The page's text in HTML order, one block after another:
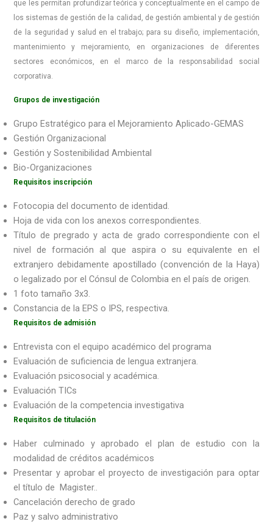
que les permitan profundizar teórica y conceptualmente en el campo de
los sistemas de gestión de la calidad, de gestión ambiental y de gestión
de la seguridad y salud en el trabajo; para su diseño, implementación,
mantenimiento y mejoramiento, en organizaciones de diferentes
sectores económicos, en el marco de la responsabilidad social
corporativa.
Grupos de investigación
Grupo Estratégico para el Mejoramiento Aplicado-GEMAS
Gestión Organizacional
Gestión y Sostenibilidad Ambiental
Bio-Organizaciones
Requisitos inscripción
Fotocopia del documento de identidad.
Hoja de vida con los anexos correspondientes.
Título de pregrado y acta de grado correspondiente con el
nivel de formación al que aspira o su equivalente en el
extranjero debidamente apostillado (convención de la Haya)
o legalizado por el Cónsul de Colombia en el país de origen.
1 foto tamaño 3x3.
Constancia de la EPS o IPS, respectiva.
Requisitos de admisión
Entrevista con el equipo académico del programa
Evaluación de suficiencia de lengua extranjera.
Evaluación psicosocial y académica.
Evaluación TICs
Evaluación de la competencia investigativa
Requisitos de titulación
Haber culminado y aprobado el plan de estudio con la
modalidad de créditos académicos
Presentar y aprobar el proyecto de investigación para optar
el título de Magister..
Cancelación derecho de grado
Paz y salvo administrativo